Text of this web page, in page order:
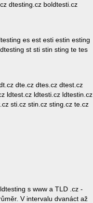
dtesting.cz boldtesti.cz
es est esti estin esting
st sti stin sting te tes
dte.cz dtes.cz dtest.cz
ldtest.cz ldtesti.cz ldtestin.cz
sti.cz stin.cz sting.cz te.cz
s www a TLD .cz -
V intervalu dvanáct až